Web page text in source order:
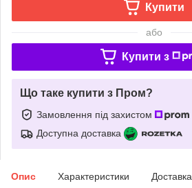
Купити
або
Купити з
Що таке купити з Пром?
Замовлення під захистом
Доступна доставка
Опис Характеристики Доставка